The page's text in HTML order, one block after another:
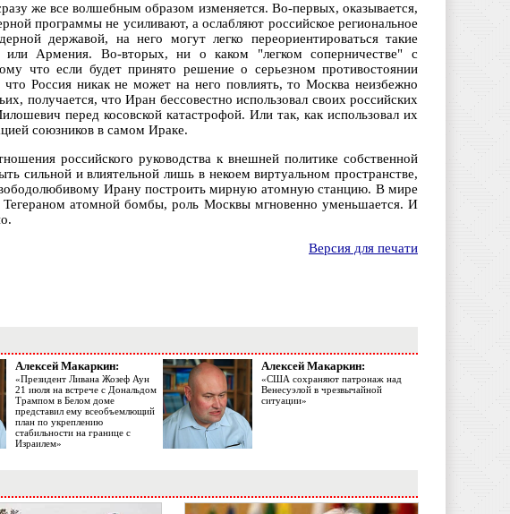
же все волшебным образом изменяется. Во-первых, оказывается,
программы не усиливают, а ослабляют российское региональное
державой, на него могут легко переориентироваться такие
Армения. Во-вторых, ни о каком "легком соперничестве" с
что если будет принято решение о серьезном противостоянии
Россия никак не может на него повлиять, то Москва неизбежно
получается, что Иран бессовестно использовал своих российских
перед косовской катастрофой. Или так, как использовал их
союзников в самом Ираке.
российского руководства к внешней политике собственной
сильной и влиятельной лишь в некоем виртуальном пространстве,
Ирану построить мирную атомную станцию. В мире
Тегераном атомной бомбы, роль Москвы мгновенно уменьшается. И
Версия для печати
Алексей Макаркин:
«Президент Ливана Жозеф Аун
21 июля на встрече с Дональдом
Трампом в Белом доме
представил ему всеобъемлющий
план по укреплению
стабильности на границе с
Израилем»
Алексей Макаркин:
«США сохраняют патронаж над
Венесуэлой в чрезвычайной
ситуации»